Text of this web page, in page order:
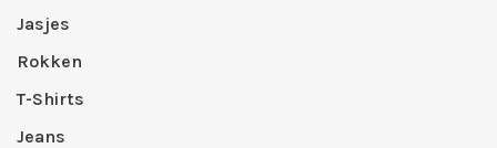
Jasjes
Rokken
T-Shirts
Jeans